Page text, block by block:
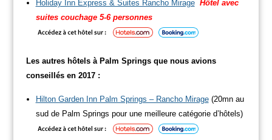
Holiday Inn Express & Suites Rancho Mirage Hôtel avec
suites couchage 5-6 personnes
Les autres hôtels à Palm Springs que nous avions
conseillés en 2017 :
Hilton Garden Inn Palm Springs – Rancho Mirage(20mn au
sud de Palm Springs pour une meilleure catégorie d’hôtels)